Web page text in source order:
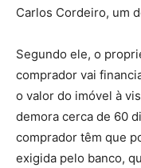
Carlos Cordeiro, um
Segundo ele, o
comprador vai
o valor do imóvel à
demora cerca de 60
comprador têm que
exigida pelo banco,